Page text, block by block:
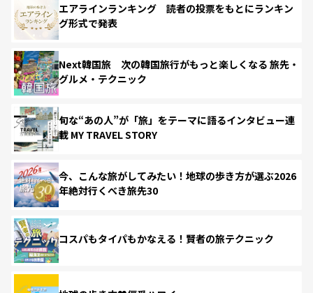
エアラインランキング 読者の投票をもとにランキン
グ形式で発表
Next韓国旅 次の韓国旅行がもっと楽しくなる 旅先・
グルメ・テクニック
旬な“あの人”が「旅」をテーマに語るインタビュー連
載 MY TRAVEL STORY
今、こんな旅がしてみたい！地球の歩き方が選ぶ2026
年絶対行くべき旅先30
コスパもタイパもかなえる！賢者の旅テクニック